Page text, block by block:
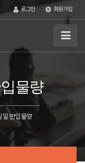
로그인 회원가입
물량
반입물량